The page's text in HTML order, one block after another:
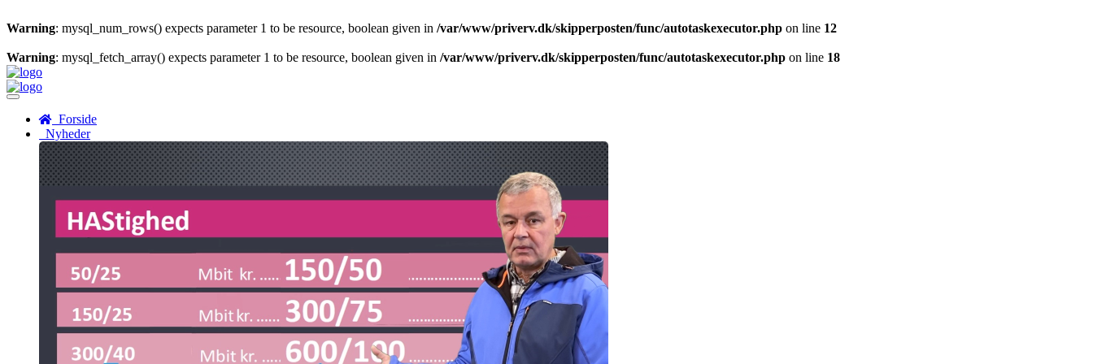
Warning: mysql_num_rows() expects parameter 1 to be resource, boolean given in /var/www/priverv.dk/skipperposten/func/autotaskexecutor.php on line 12
Warning: mysql_fetch_array() expects parameter 1 to be resource, boolean given in /var/www/priverv.dk/skipperposten/func/autotaskexecutor.php on line 18
Menu
Forside
Nyheder